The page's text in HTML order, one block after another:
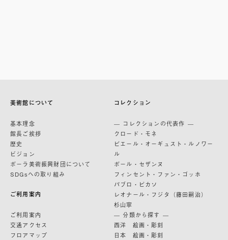
美術館について
基本理念
館長ご挨拶
歴史
ビジョン
ポーラ美術振興財団について
SDGsへの取り組み
ご利用案内
ご利用案内
交通アクセス
フロアマップ
コレクション
— コレクションの代表作 —
クロード・モネ
ピエール・オーギュスト・ルノワー
ル
ポール・セザンヌ
フィンセント・ファン・ゴッホ
パブロ・ピカソ
レオナール・フジタ（藤田嗣治）
杉山寧
— 分類から探す —
西洋 絵画・彫刻
日本 絵画・彫刻